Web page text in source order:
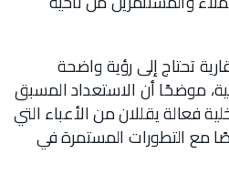
تحتاج إلى رؤية واضحة
موضحًا أن الاستعداد المسبق
يقللان من الأعباء التي
مع التطورات المستمرة في